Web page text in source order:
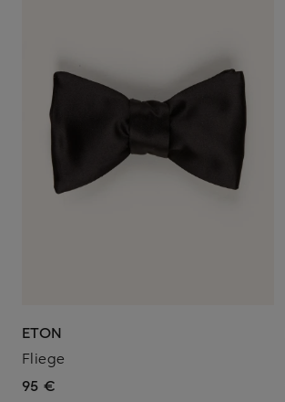
ETON
Fliege
95 €